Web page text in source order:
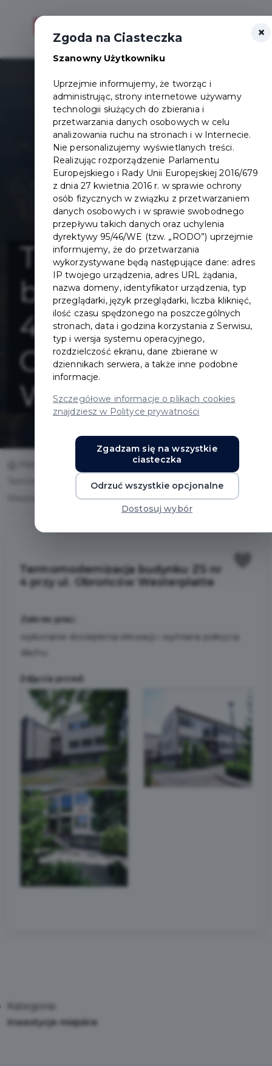
budynku ZS nr
4 przy ul.
Obrońców
Westerplatte
Inwestycje
Termomodernizacja budynku ZS nr 4 przy ul. Obrońców
Termomodernizacja budynku ZS nr
4 przy ul. Obrońców Westerplatte
Zakres prac:
wykonanie docieplenia elewacji i wymiana pokrycia
dachu
Zdjęcia przed:
Kategoria:
Inwestycje miejskie
×
Zgoda na Ciasteczka
Szanowny Użytkowniku
Uprzejmie informujemy, że tworząc i
administrując, strony internetowe używamy
technologii służących do zbierania i
przetwarzania danych osobowych w celu
analizowania ruchu na stronach i w Internecie.
Nie personalizujemy wyświetlanych treści.
Realizując rozporządzenie Parlamentu
Europejskiego i Rady Unii Europejskiej 2016/679
z dnia 27 kwietnia 2016 r. w sprawie ochrony
osób fizycznych w związku z przetwarzaniem
danych osobowych i w sprawie swobodnego
przepływu takich danych oraz uchylenia
dyrektywy 95/46/WE (tzw. „RODO”) uprzejmie
informujemy, że do przetwarzania
wykorzystywane będą następujące dane: adres
IP twojego urządzenia, adres URL żądania,
nazwa domeny, identyfikator urządzenia, typ
przeglądarki, język przeglądarki, liczba kliknięć,
ilość czasu spędzonego na poszczególnych
stronach, data i godzina korzystania z Serwisu,
typ i wersja systemu operacyjnego,
rozdzielczość ekranu, dane zbierane w
dziennikach serwera, a także inne podobne
informacje.
Szczegółowe informacje o plikach cookies
znajdziesz w Polityce prywatności
Zgadzam się na wszystkie
ciasteczka
Odrzuć wszystkie opcjonalne
Dostosuj wybór